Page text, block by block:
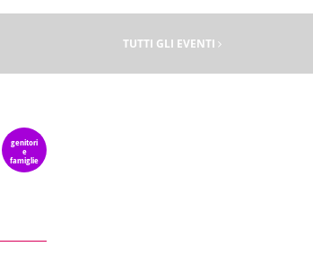
TUTTI GLI EVENTI
genitori
e
famiglie